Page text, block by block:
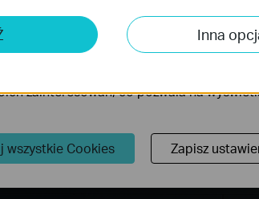
Inna
w celu analizy ruchu na
treści.
być wykorzystywane przez naszych
zainteresowań, co pozwala na
wszystkie Cookies Zapisz